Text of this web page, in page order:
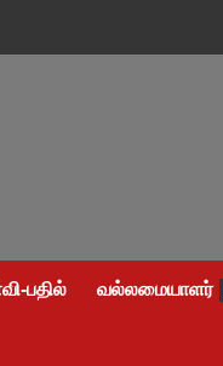
பதில் வல்லமையாளர்